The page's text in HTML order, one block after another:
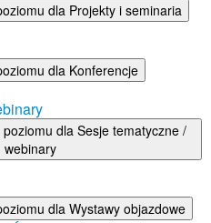
dla Projekty i seminaria
dla Konferencje
dla Sesje tematyczne /
webinary
dla Wystawy objazdowe